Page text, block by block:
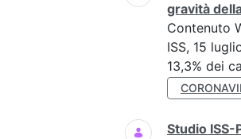
gravità
Contenuto
ISS, 15
13,3% dei
Studio